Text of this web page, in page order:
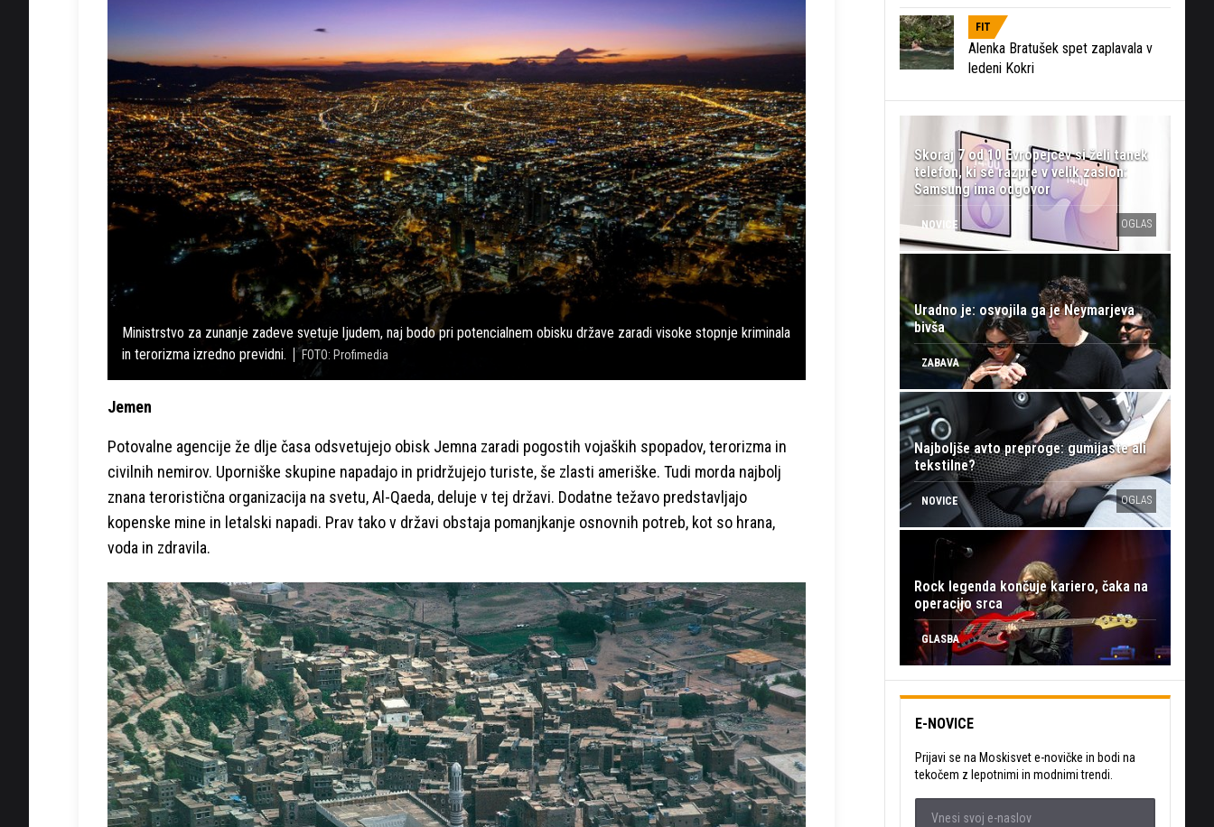
Ministrstvo za zunanje zadeve svetuje ljudem, naj bodo pri potencialnem obisku države zaradi visoke stopnje kriminala
in terorizma izredno previdni.
FOTO: Profimedia
Jemen
Potovalne agencije že dlje časa odsvetujejo obisk Jemna zaradi pogostih vojaških spopadov, terorizma in
civilnih nemirov. Uporniške skupine napadajo in pridržujejo turiste, še zlasti ameriške. Tudi morda najbolj
znana teroristična organizacija na svetu, Al-Qaeda, deluje v tej državi. Dodatne težavo predstavljajo
kopenske mine in letalski napadi. Prav tako v državi obstaja pomanjkanje osnovnih potreb, kot so hrana,
voda in zdravila.
FIT
Alenka Bratušek spet zaplavala v
ledeni Kokri
Skoraj 7 od 10 Evropejcev si želi tanek
telefon, ki se razpre v velik zaslon:
Samsung ima odgovor
NOVICE OGLAS
Uradno je: osvojila ga je Neymarjeva
bivša
ZABAVA
Najboljše avto preproge: gumijaste ali
tekstilne?
NOVICE OGLAS
Rock legenda končuje kariero, čaka na
operacijo srca
GLASBA
E-NOVICE
Prijavi se na Moskisvet e-novičke in bodi na
tekočem z lepotnimi in modnimi trendi.